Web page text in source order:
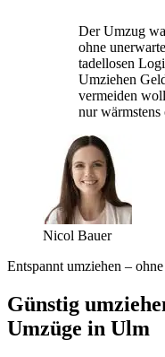
Der Umzug
ohne
tadellosen
Umziehen
vermeiden
nur wärmstens
Nicol Bauer
Entspannt umziehen – ohne
Günstig
Umzüge in Ulm